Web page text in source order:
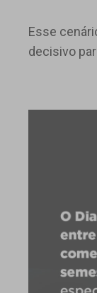
Esse
decisivo